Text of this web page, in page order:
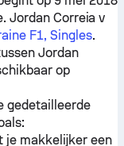
Jordan Correia v
F1, Singles.
Jordan
op
gedetailleerde
je makkelijker een